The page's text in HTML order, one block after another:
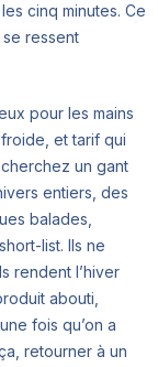
cinq minutes. Ce
se ressent
pour les mains
et tarif qui
un gant
entiers, des
balades,
list. Ils ne
rendent l’hiver
abouti,
fois qu’on a
retourner à un